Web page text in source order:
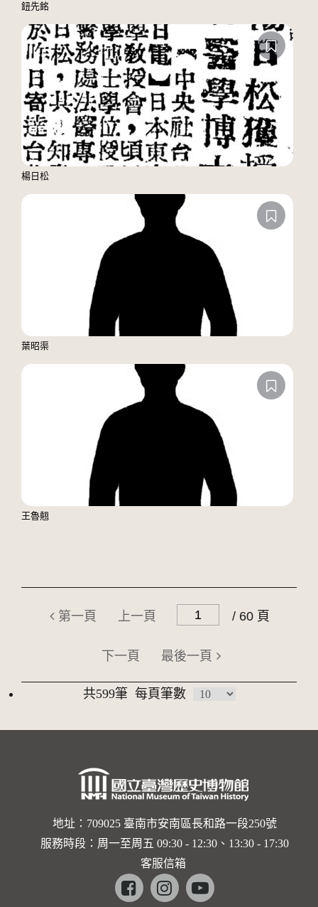
鈕先銘
楊日松
葉昭渠
王魯翹
第一頁 上一頁 / 60 頁
下一頁 最後一頁
共599筆 每頁筆數
地址：709025 臺南市安南區長和路一段250號
服務時段：周一至周五 09:30 - 12:30、13:30 - 17:30
客服信箱
Facebookinstagramyoutube